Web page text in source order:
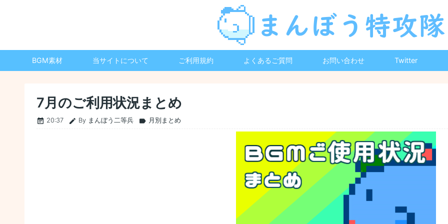
BGM素材 当サイトについて ご利用規約 よくあるご質問 お問い合わせ Twitter
7月のご利用状況まとめ
event_note 20:37 edit By まんぼう二等兵 label 月別まとめ